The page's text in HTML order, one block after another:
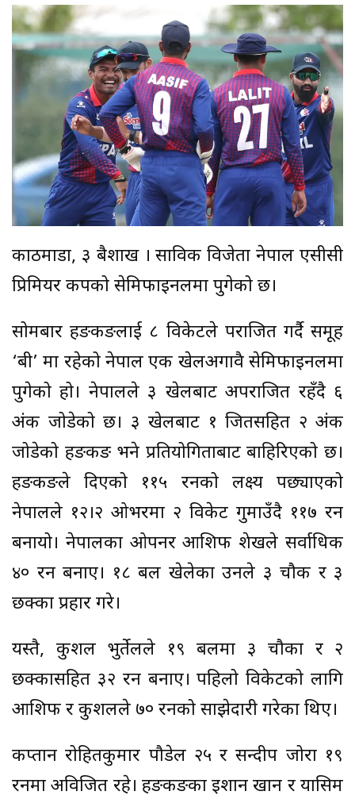
काठमाडौँ, ३ बैशाख । साविक विजेता नेपाल एसीसी
प्रिमियर कपको सेमिफाइनलमा पुगेको छ।
सोमबार हङकङलाई ८ विकेटले पराजित गर्दै समूह
‘बी’ मा रहेको नेपाल एक खेलअगावै सेमिफाइनलमा
पुगेको हो। नेपालले ३ खेलबाट अपराजित रहँदै ६
अंक जोडेको छ। ३ खेलबाट १ जितसहित २ अंक
जोडेको हङकङ भने प्रतियोगिताबाट बाहिरिएको छ।
हङकङले दिएको ११५ रनको लक्ष्य पछ्याएको
नेपालले १२।२ ओभरमा २ विकेट गुमाउँदै ११७ रन
बनायो। नेपालका ओपनर आशिफ शेखले सर्वाधिक
४० रन बनाए। १८ बल खेलेका उनले ३ चौक र ३
छक्का प्रहार गरे।
यस्तै, कुशल भुर्तेलले १९ बलमा ३ चौका र २
छक्कासहित ३२ रन बनाए। पहिलो विकेटको लागि
आशिफ र कुशलले ७० रनको साझेदारी गरेका थिए।
कप्तान रोहितकुमार पौडेल २५ र सन्दीप जोरा १९
रनमा अविजित रहे। हङकङका इशान खान र यासिम